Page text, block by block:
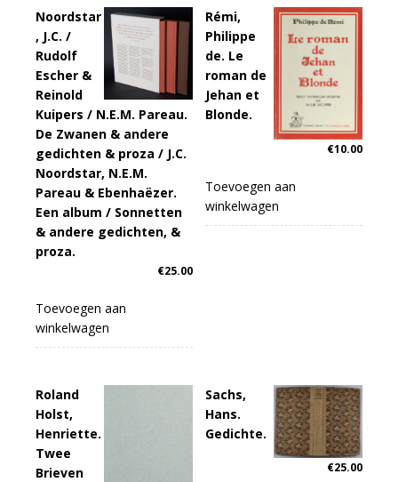
Noordstar
, J.C. /
Rudolf
Escher &
Reinold
Kuipers / N.E.M. Pareau.
De Zwanen & andere
gedichten & proza / J.C.
Noordstar, N.E.M.
Pareau & Ebenhaëzer.
Een album / Sonnetten
& andere gedichten, &
proza.
€25.00
Toevoegen aan
winkelwagen
Rémi,
Philippe
de. Le
roman de
Jehan et
Blonde.
€10.00
Toevoegen aan
winkelwagen
Roland
Holst,
Henriette.
Twee
Brieven
Sachs,
Hans.
Gedichte.
€25.00